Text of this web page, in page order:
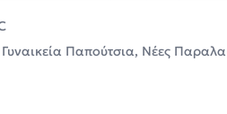
Γυναικεία Παπούτσια, Νέες